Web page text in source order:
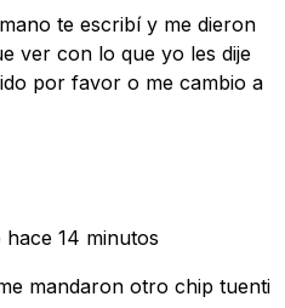
te escribí y me dieron
ver con lo que yo les dije
por favor o me cambio a
hace 14 minutos
mandaron otro chip tuenti